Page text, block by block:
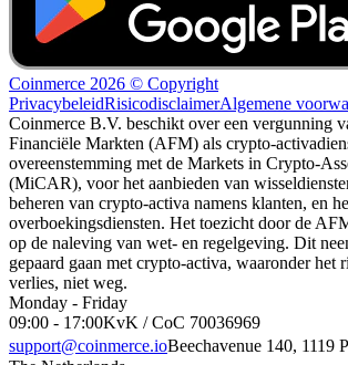
Coinmerce 2026 © Copyright
PrivacybeleidRisicodisclaimerAlgemene
Coinmerce B.V. beschikt over een vergunning
Financiële Markten (AFM) als crypto-
overeenstemming met de Markets in Crypto-
(MiCAR), voor het aanbieden van
beheren van crypto-activa namens klanten, en
overboekingsdiensten. Het toezicht door de
op de naleving van wet- en regelgeving. Dit
gepaard gaan met crypto-activa, waaronder het
verlies, niet weg.
Monday - Friday
09:00 - 17:00KvK / CoC 70036969
support@coinmerce.ioBeechavenue 140, 1119